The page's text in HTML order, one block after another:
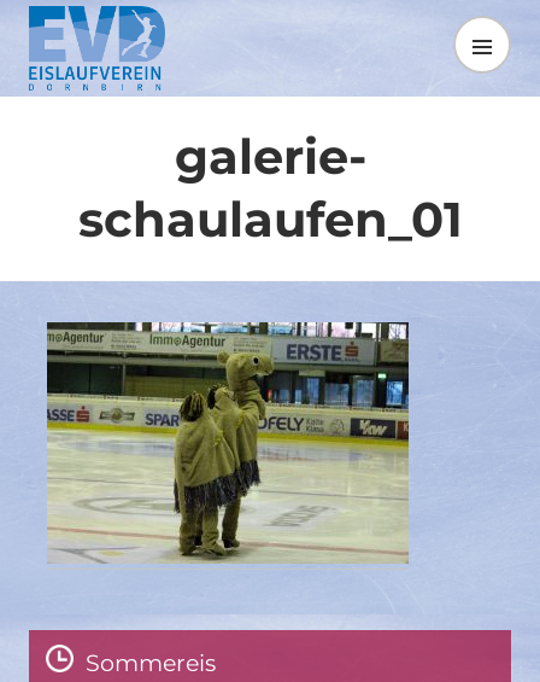
Springe
zum
Inhalt
MENÜ
galerie-
schaulaufen_01
Sommereis